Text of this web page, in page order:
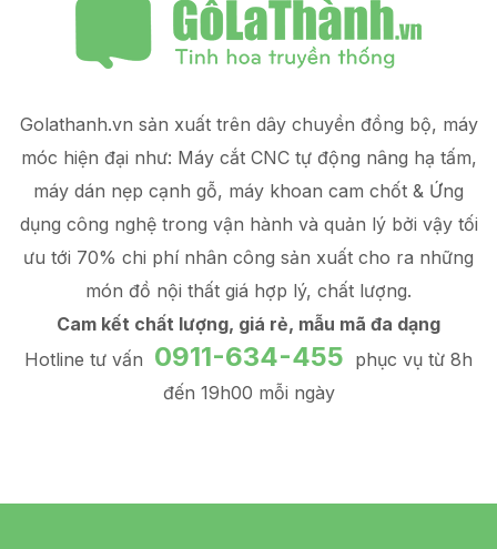
Golathanh.vn sản xuất trên dây chuyền đồng bộ, máy
móc hiện đại như: Máy cắt CNC tự động nâng hạ tấm,
máy dán nẹp cạnh gỗ, máy khoan cam chốt & Ứng
dụng công nghệ trong vận hành và quản lý bởi vậy tối
ưu tới 70% chi phí nhân công sản xuất cho ra những
món đồ nội thất giá hợp lý, chất lượng.
Cam kết chất lượng, giá rẻ, mẫu mã đa dạng
Hotline tư vấn 0911-634-455 phục vụ từ 8h
đến 19h00 mỗi ngày